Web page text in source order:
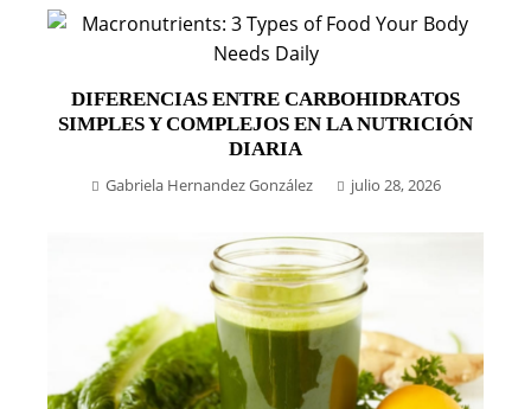
DIFERENCIAS ENTRE CARBOHIDRATOS
SIMPLES Y COMPLEJOS EN LA NUTRICIÓN
DIARIA
Gabriela Hernandez González julio 28, 2026